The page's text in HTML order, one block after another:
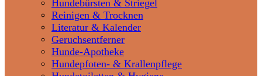
Hundebürsten & Striegel
Reinigen & Trocknen
Literatur & Kalender
Geruchsentferner
Hunde-Apotheke
Hundepfoten- & Krallenpflege